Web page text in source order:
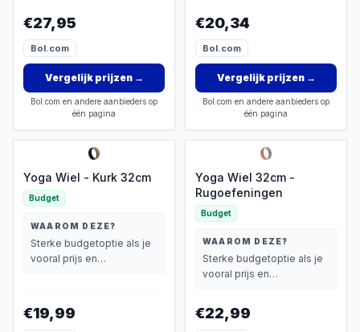
€27,95
Bol.com
Vergelijk prijzen→
Bol.com en andere aanbieders op
één pagina
€20,34
Bol.com
Vergelijk prijzen→
Bol.com en andere aanbieders op
één pagina
Yoga Wiel - Kurk 32cm
Budget
WAAROM DEZE?
Sterke budgetoptie als je
vooral prijs en
€19,99
Yoga Wiel 32cm -
Rugoefeningen
Budget
WAAROM DEZE?
Sterke budgetoptie als je
vooral prijs en
€22,99